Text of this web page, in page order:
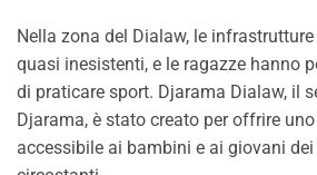
Nella zona del Dialaw, le
quasi inesistenti, e le ragazze hanno
di praticare sport. Djarama Dialaw, il
Djarama, è stato creato per offrire
accessibile ai bambini e ai giovani